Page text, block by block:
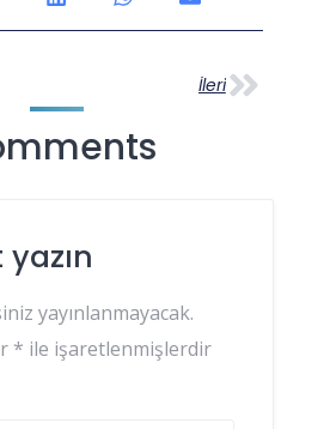
İleri
yazın
yayınlanmayacak.
* ile işaretlenmişlerdir